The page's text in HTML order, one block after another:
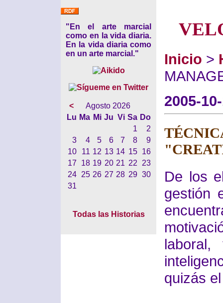
"En el arte marcial
como en la vida diaria.
En la vida diaria como
en un arte marcial."
<
Agosto 2026
Lu Ma Mi Ju Vi Sa Do
1
2
3
4 5 6 7 8
9
10
11 12 13 14 15
16
17
18 19 20 21 22
23
24
25 26 27 28 29 30
31
Todas las Historias
Inicio >
2005-
De los
gestión
laboral,
quizás